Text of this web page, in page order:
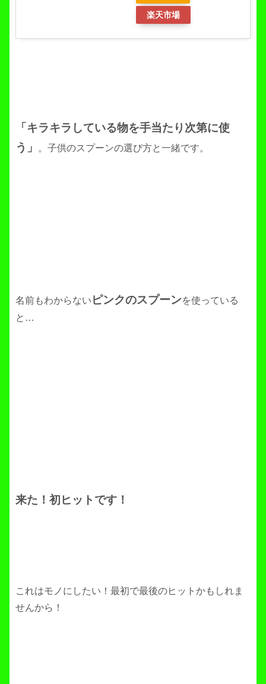
楽天市場
「キラキラしている物を手当たり次第に使
う」
。子供のスプーンの選び方と一緒です。
名前もわからない ピンクのスプーンを使っている
と…
来た！初ヒットです！
これはモノにしたい！最初で最後のヒットかもしれま
せんから！